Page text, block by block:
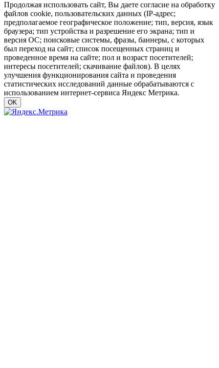
Продолжая использовать сайт, Вы даете согласие на обработку
файлов cookie, пользовательских данных (IP-адрес;
предполагаемое географическое положение; тип, версия, язык
браузера; тип устройства и разрешение его экрана; тип и
версия ОС; поисковые системы, фразы, баннеры, с которых
был переход на сайт; список посещенных страниц и
проведенное время на сайте; пол и возраст посетителей;
интересы посетителей; скачивание файлов). В целях
улучшения функционирования сайта и проведения
статистических исследований данные обрабатываются с
использованием интернет-сервиса Яндекс Метрика.
OK